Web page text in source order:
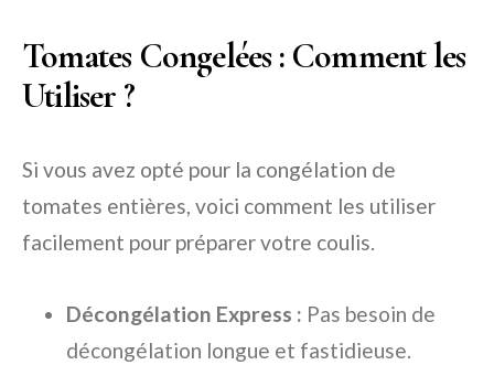
Tomates Congelées : Comment les
Utiliser ?
Si vous avez opté pour la congélation de
tomates entières, voici comment les utiliser
facilement pour préparer votre coulis.
Décongélation Express : Pas besoin de
décongélation longue et fastidieuse.